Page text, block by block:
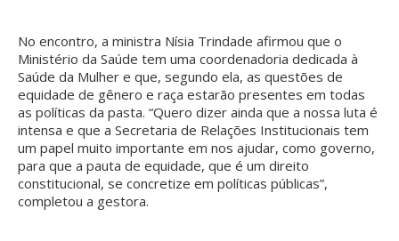
No encontro, a ministra Nísia Trindade afirmou que o
Ministério da Saúde tem uma coordenadoria dedicada à
Saúde da Mulher e que, segundo ela, as questões de
equidade de gênero e raça estarão presentes em todas
as políticas da pasta. “Quero dizer ainda que a nossa luta é
intensa e que a Secretaria de Relações Institucionais tem
um papel muito importante em nos ajudar, como governo,
para que a pauta de equidade, que é um direito
constitucional, se concretize em políticas públicas”,
completou a gestora.